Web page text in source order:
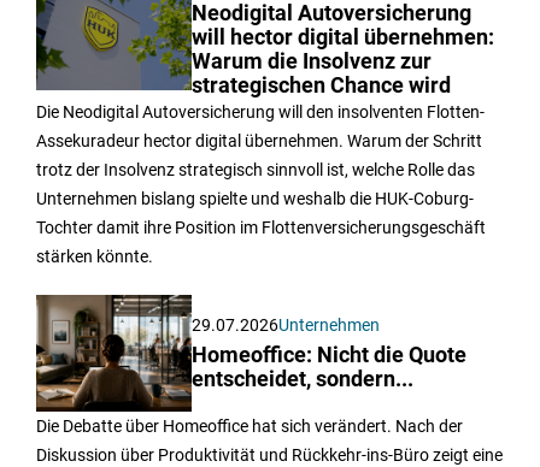
Neodigital Autoversicherung
will hector digital übernehmen:
Warum die Insolvenz zur
strategischen Chance wird
Die Neodigital Autoversicherung will den insolventen Flotten-
Assekuradeur hector digital übernehmen. Warum der Schritt
trotz der Insolvenz strategisch sinnvoll ist, welche Rolle das
Unternehmen bislang spielte und weshalb die HUK-Coburg-
Tochter damit ihre Position im Flottenversicherungsgeschäft
stärken könnte.
29.07.2026Unternehmen
Homeoffice: Nicht die Quote
entscheidet, sondern...
Die Debatte über Homeoffice hat sich verändert. Nach der
Diskussion über Produktivität und Rückkehr-ins-Büro zeigt eine